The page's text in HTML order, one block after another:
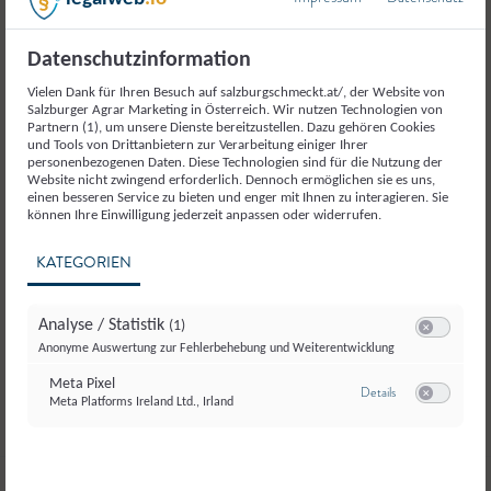
5.
abtropfen lassen und auf Kraut setzen. Mit
brauner Butter übergießen und etwas Bergkäse
darüber streuen.
BQ
verfasst von
Brigitte Quehenberger
Genussbotschafterin
Dieses Rezept ausdrucken oder weiterschicken?
Liken
Datenschutzinformation
Vielen Dank für Ihren Besuch auf salzburgschmeckt.at/, der Website von
Salzburger Agrar Marketing in Österreich. Wir nutzen Technologien von
Partnern (1), um unsere Dienste bereitzustellen. Dazu gehören Cookies
und Tools von Drittanbietern zur Verarbeitung einiger Ihrer
personenbezogenen Daten. Diese Technologien sind für die Nutzung der
Website nicht zwingend erforderlich. Dennoch ermöglichen sie es uns,
einen besseren Service zu bieten und enger mit Ihnen zu interagieren. Sie
können Ihre Einwilligung jederzeit anpassen oder widerrufen.
KATEGORIEN
Analyse / Statistik (1)
Anonyme Auswertung zur Fehlerbehebung und Weiterentwicklung
Meta Pixel
Meta Platforms Ireland Ltd., Irland
Detailszu Meta Pixel